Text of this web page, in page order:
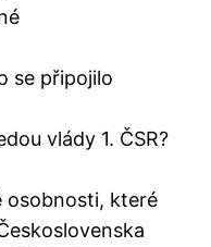
se připojilo
vlády 1. ČSR?
osobnosti, které